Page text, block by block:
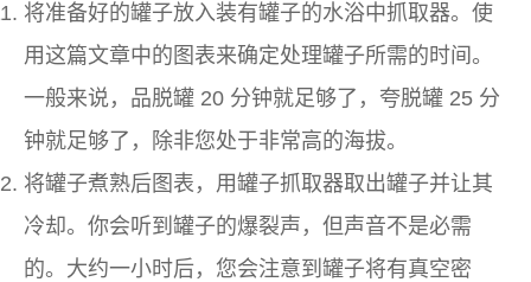
将准备好的罐子放入装有罐子的水浴中抓取器。使
用这篇文章中的图表来确定处理罐子所需的时间。
一般来说，品脱罐 20 分钟就足够了，夸脱罐 25 分
钟就足够了，除非您处于非常高的海拔。
将罐子煮熟后图表，用罐子抓取器取出罐子并让其
冷却。你会听到罐子的爆裂声，但声音不是必需
的。大约一小时后，您会注意到罐子将有真空密